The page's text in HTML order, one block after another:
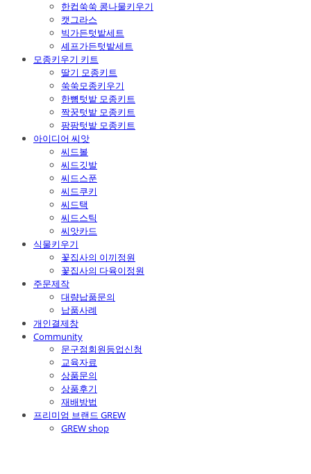
한컵쑥쑥 콩나물키우기
캣그라스
빅가든텃밭세트
셰프가든텃밭세트
모종키우기 키트
딸기 모종키트
쑥쑥모종키우기
한뼘텃밭 모종키트
짝꿍텃밭 모종키트
팡팡텃밭 모종키트
아이디어 씨앗
씨드볼
씨드깃발
씨드스푼
씨드쿠키
씨드택
씨드스틱
씨앗카드
식물키우기
꽃집사의 이끼정원
꽃집사의 다육이정원
주문제작
대량납품문의
납품사례
개인결제창
Community
문구점회원등업신청
교육자료
상품문의
상품후기
재배방법
프리미엄 브랜드 GREW
GREW shop